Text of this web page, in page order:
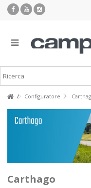
Configuratore
Carthago